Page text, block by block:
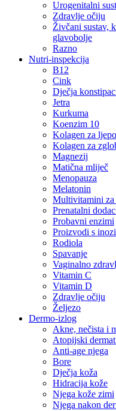
Urogenitalni
Zdravlje očiju
Živčani sustav,
glavobolje
Razno
Nutri-inspekcija
B12
Cink
Dječja
Jetra
Kurkuma
Koenzim 10
Kolagen za
Kolagen za
Magnezij
Matična mliječ
Menopauza
Melatonin
Multivitamini za
Prenatalni
Probavni enzimi
Proizvodi s
Rodiola
Spavanje
Vaginalno
Vitamin C
Vitamin D
Zdravlje očiju
Željezo
Dermo-izlog
Akne, nečista i
Atopijski
Anti-age njega
Bore
Dječja koža
Hidracija kože
Njega kože zimi
Njega nakon